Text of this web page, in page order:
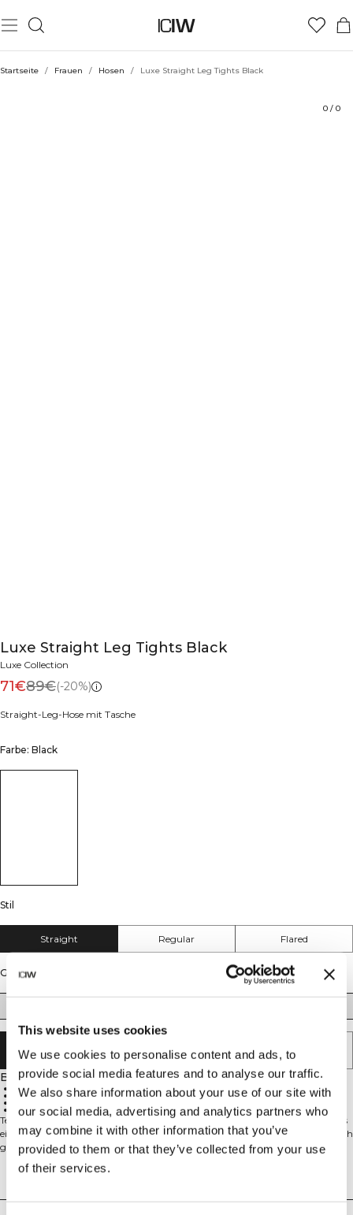
This website uses cookies
We use cookies to personalise content and ads, to
provide social media features and to analyse our traffic.
We also share information about your use of our site with
our social media, advertising and analytics partners who
may combine it with other information that you’ve
provided to them or that they’ve collected from your use
of their services.
Startseite / Frauen / Hosen / Luxe Straight Leg Tights Black
0 / 0
Luxe Straight Leg Tights Black
Luxe Collection
71€89€(-20%)
Straight-Leg-Hose mit Tasche
Farbe: Black
Stil
Straight Regular Flared
Größe
IN DEN WARENKORB LEGEN
Beschreibung
81 % Recyceltes Polyester, 19 % Elastan
Hohe Taille
Seitentasche
Teil der Luxe-Kollektion sind diese hochgeschnittenen Straight-Leg-Hosen aus
einem ultraweichen, körperbetonten Material mit gebürsteter Haptik, das sich
glatt auf der Haut anfühlt. Der V-förmige Bund sorgt für eine
Funktionalität bietet. Mit einem modernen und dennoch zeitlosen Look sind
sich bei jeder Aktivität mit dir bewegt.